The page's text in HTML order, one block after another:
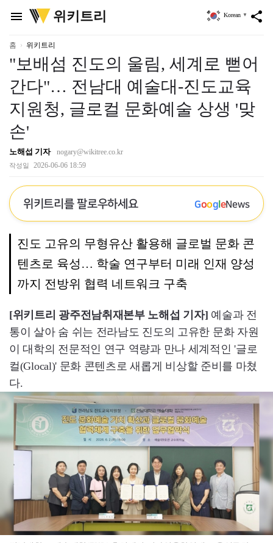
menu
위
키
리
위키트리 share
Korean ▼
홈 위키트리
"보배섬 진도의 울림, 세계로 뻗어
간다"… 전남대 예술대-진도교육
지원청, 글로컬 문화예술 상생 '맞
손'
노해섭 기자 nogary@wikitree.co.kr
작성일 2026-06-06 18:59
위키트리를 팔로우하세요 GoogleNews
진도 고유의 무형유산 활용해 글로벌 문화 콘
텐츠로 육성… 학술 연구부터 미래 인재 양성
까지 전방위 협력 네트워크 구축
[위키트리 광주전남취재본부 노해섭 기자] 예술과 전
통이 살아 숨 쉬는 전라남도 진도의 고유한 문화 자원
이 대학의 전문적인 연구 역량과 만나 세계적인 '글로
컬(Glocal)' 문화 콘텐츠로 새롭게 비상할 준비를 마쳤
다.